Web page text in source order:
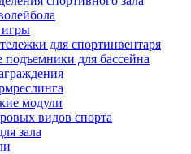
игры
для спортинвентаря
для бассейна
модули
видов спорта
зала